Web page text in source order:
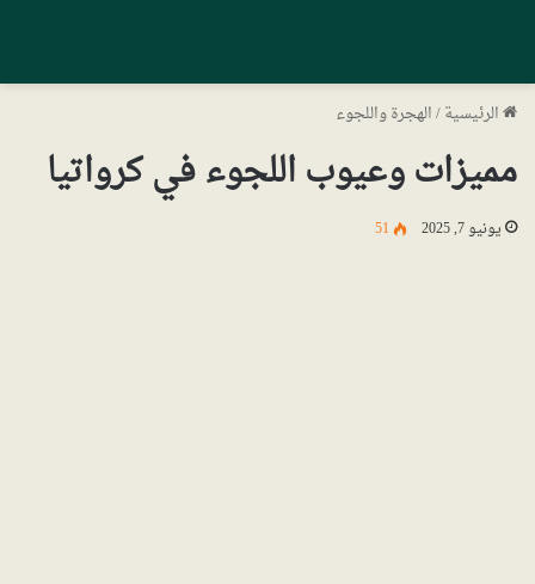
الرئيسية/الهجرة واللجوء
مميزات وعيوب اللجوء في كرواتيا
يونيو 7, 2025 51